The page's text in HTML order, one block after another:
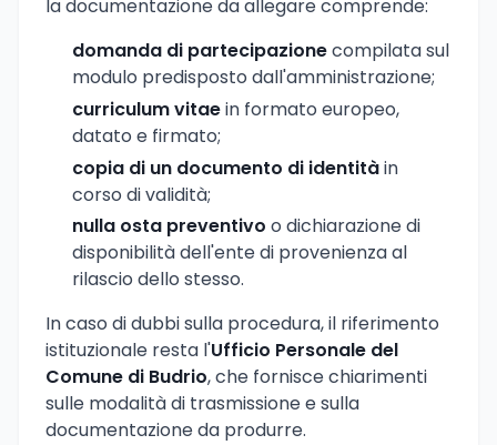
la documentazione da allegare comprende:
domanda di partecipazionecompilata sul
modulo predisposto dall'amministrazione;
curriculum vitaein formato europeo,
datato e firmato;
copia di un documento di identitàin
corso di validità;
nulla osta preventivo o dichiarazione di
disponibilità dell'ente di provenienza al
rilascio dello stesso.
In caso di dubbi sulla procedura, il riferimento
istituzionale resta l'Ufficio Personale del
Comune di Budrio, che fornisce chiarimenti
sulle modalità di trasmissione e sulla
documentazione da produrre.